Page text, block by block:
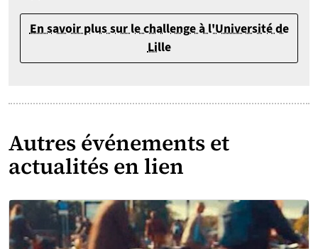
En savoir plus sur le challenge à l'Université de
Lille
Autres événements et
actualités en lien